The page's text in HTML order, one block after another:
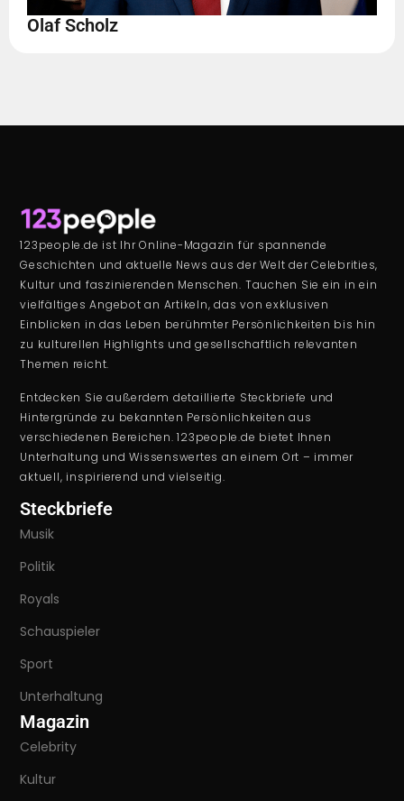
Olaf Scholz
123people.de ist Ihr Online-Magazin für spannende
Geschichten und aktuelle News aus der Welt der Celebrities,
Kultur und faszinierenden Menschen. Tauchen Sie ein in ein
vielfältiges Angebot an Artikeln, das von exklusiven
Einblicken in das Leben berühmter Persönlichkeiten bis hin
zu kulturellen Highlights und gesellschaftlich relevanten
Themen reicht.
Entdecken Sie außerdem detaillierte Steckbriefe und
Hintergründe zu bekannten Persönlichkeiten aus
verschiedenen Bereichen. 123people.de bietet Ihnen
Unterhaltung und Wissenswertes an einem Ort – immer
aktuell, inspirierend und vielseitig.
Steckbriefe
Musik
Politik
Royals
Schauspieler
Sport
Unterhaltung
Magazin
Celebrity
Kultur